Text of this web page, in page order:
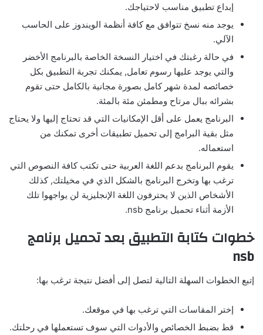
إبداع تطبيق مناسب لاحتياجك.
يوجد منه نسخ تتوافق مع كافة أنظمة الويندوز على الحاسب
الآلي.
في حالة رغبتك في اختيار النسخة الخاصة بالبرنامج الأخضر
والتي يوجد عليها رسوم تعامل, يمكنك تجربة التطبيق بكل
خصائصه لمدة شهر كامل بصورة مجانية بالكامل حتى تقوم
بشرائه ببال مرتاح ومطمئن مئة بالمئة.
البرنامج يعمل على أقل الإمكانيات التي قد تحتاج إليها ولا يحتاج
مثل بقية البرامج إلى تحميل تطبيقات أخرى تمكنك من
استعماله.
يقوم البرنامج بدعم اللغة العربية حتى تكتب كافة النصوص التي
ترغب بها وتخرج البرنامج بالشكل الذي في مخيلتك, كذلك
الأشخاص الذين لا يحترفون اللغة الإنجليزية لن يواجهوا تلك
الأزمة أثناء تحميل برنامج nsb.
خطوات كتابة التطبيق بعد تحميل برنامج
nsb
إتبع الخطوات السهلة التالية لتصل إلى أفضل نتيجة ترغب بها:
إختر المقاسات التي ترغب بها في موقعك.
قط بضبط الخصائص والأدوات التي سوف تستعملها في رحلتك.